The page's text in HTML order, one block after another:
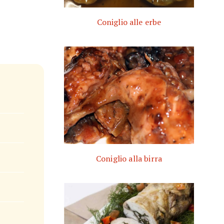
Coniglio alle erbe
Coniglio alla birra